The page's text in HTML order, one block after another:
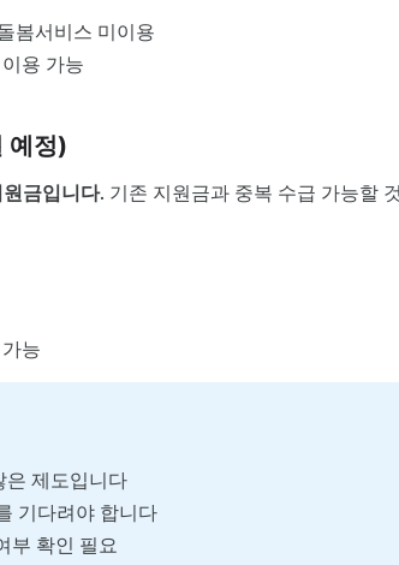
봄서비스 미이용
용 가능
예정)
금입니다. 기존 지원금과 중복 수급 가능할
능
은 제도입니다
기다려야 합니다
부 확인 필요